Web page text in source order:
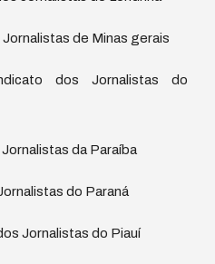
de Minas gerais
dos Jornalistas do
da Paraíba
do Paraná
Jornalistas do Piauí